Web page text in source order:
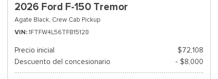
2026 Ford F-150 Tremor
Agate Black, Crew Cab Pickup
VIN 1FTFW4L56TFB15128
Precio inicial
$72,108
Descuento del concesionario
- $8,000